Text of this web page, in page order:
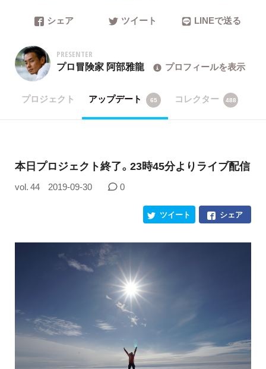
シェア ツイート LINEで送る
PRESENTER
プロ冒険家 阿部雅龍 プロフィールを表示
プロジェクト アップデート 65 コレクター 488
本日プロジェクト終了。23時45分よりライブ配信
vol. 44 2019-09-30 0
シェア
ツイート